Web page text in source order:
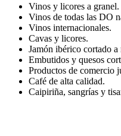
Vinos y licores a granel.
Vinos de todas las DO
Vinos internacionales.
Cavas y licores.
Jamón ibérico cortado a
Embutidos y quesos
Productos de comercio
Café de alta calidad.
Caipiriña, sangrías y